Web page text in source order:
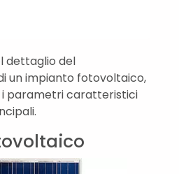
dettaglio del
un impianto fotovoltaico,
i parametri caratteristici